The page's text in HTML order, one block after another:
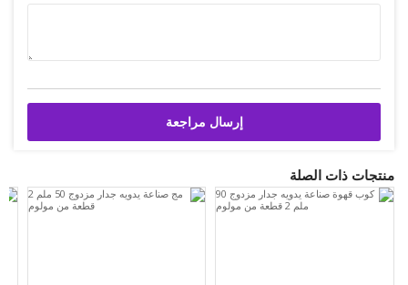
إرسال مراجعة
منتجات ذات الصلة